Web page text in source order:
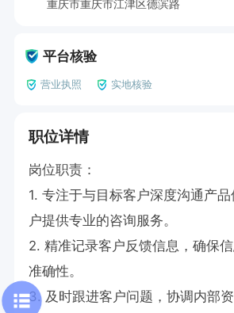
重庆市重庆市江津区德滨路
平台核验
营业执照 实地核验
职位详情
岗位职责：
1. 专注于与目标客户深度沟通产
户提供专业的咨询服务。
2. 精准记录客户反馈信息，确保
准确性。
3. 及时跟进客户问题，协调内部